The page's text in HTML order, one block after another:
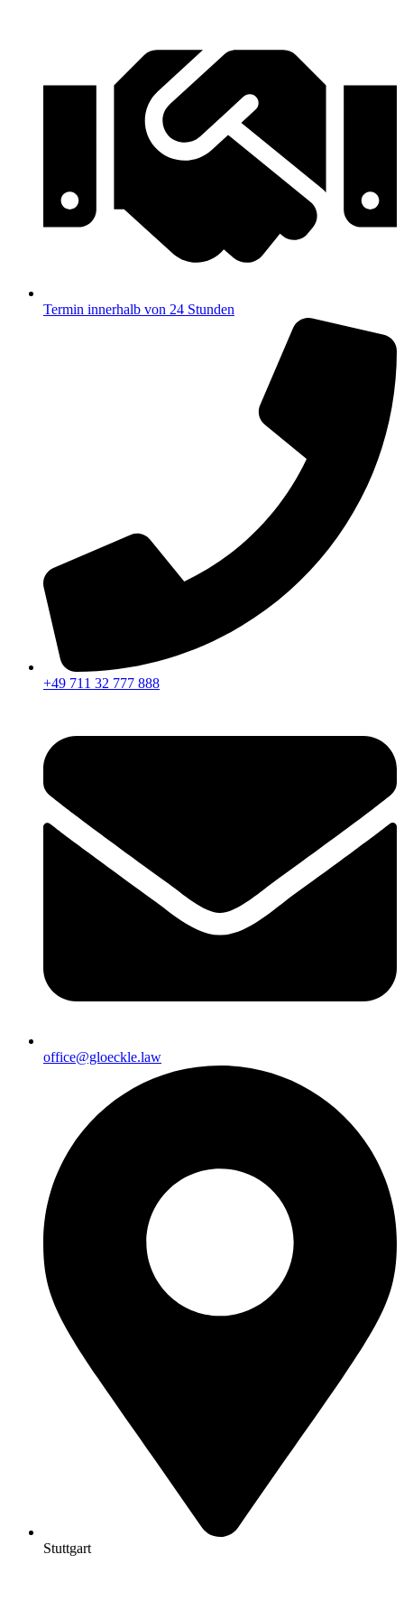
Termin innerhalb von 24 Stunden
+49 711 32 777 888
office@gloeckle.law
Stuttgart